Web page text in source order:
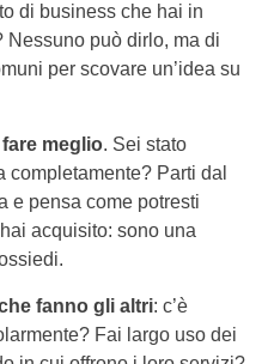
di business che hai in
Nessuno può dirlo, ma di
per scovare un’idea su
meglio. Sei stato
completamente? Parti dal
e pensa come potresti
acquisito: sono una
fanno gli altri: c’è
Fai largo uso dei